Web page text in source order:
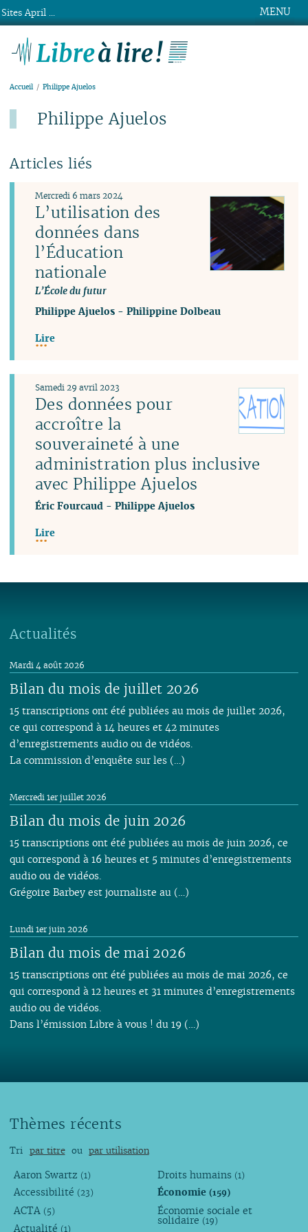
MENU
Accueil Philippe Ajuelos
Philippe Ajuelos
Articles liés
L’utilisation des
données dans
l’Éducation
nationale
L’École du futur
Mercredi 6 mars 2024
Philippe Ajuelos -Philippine Dolbeau
Lire
Des données pour
accroître la
souveraineté à une
administration plus inclusive
avec Philippe Ajuelos
Samedi 29 avril 2023
Éric Fourcaud -Philippe Ajuelos
Lire
Actualités
Bilan du mois de juillet 2026
Mardi 4 août 2026
15 transcriptions ont été publiées au mois de juillet 2026,
ce qui correspond à 14 heures et 42 minutes
d’enregistrements audio ou de vidéos.
La commission d’enquête sur les (…)
Bilan du mois de juin 2026
Mercredi 1er juillet 2026
15 transcriptions ont été publiées au mois de juin 2026, ce
qui correspond à 16 heures et 5 minutes d’enregistrements
audio ou de vidéos.
Grégoire Barbey est journaliste au (…)
Bilan du mois de mai 2026
Lundi 1er juin 2026
15 transcriptions ont été publiées au mois de mai 2026, ce
qui correspond à 12 heures et 31 minutes d’enregistrements
audio ou de vidéos.
Dans l’émission Libre à vous ! du 19 (…)
Thèmes récents
Tri par titre ou par utilisation
Aaron Swartz (1)
Accessibilité (23)
ACTA (5)
Actualité (1)
Droits humains (1)
Économie(159)
Économie sociale et
solidaire (19)
Sites April ...